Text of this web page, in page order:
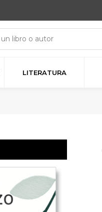
LITERATURA